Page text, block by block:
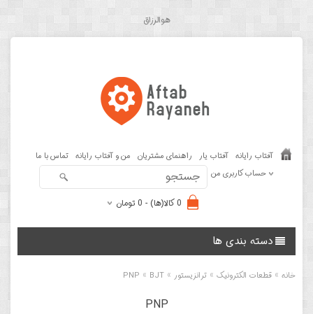
هوالرزاق
آفتاب رایانه آفتاب یار راهنمای مشتریان من و آفتاب رایانه تماس با ما
حساب کاربری من
0 کالا(ها) - 0 تومان
دسته بندی ها
خانه » قطعات الکترونیک » ترانزیستور »
BJT
»
PNP
PNP